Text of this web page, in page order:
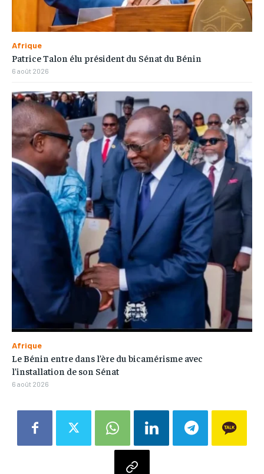
Afrique
Patrice Talon élu président du Sénat du Bénin
6 août 2026
Afrique
Le Bénin entre dans l’ère du bicamérisme avec
l’installation de son Sénat
6 août 2026